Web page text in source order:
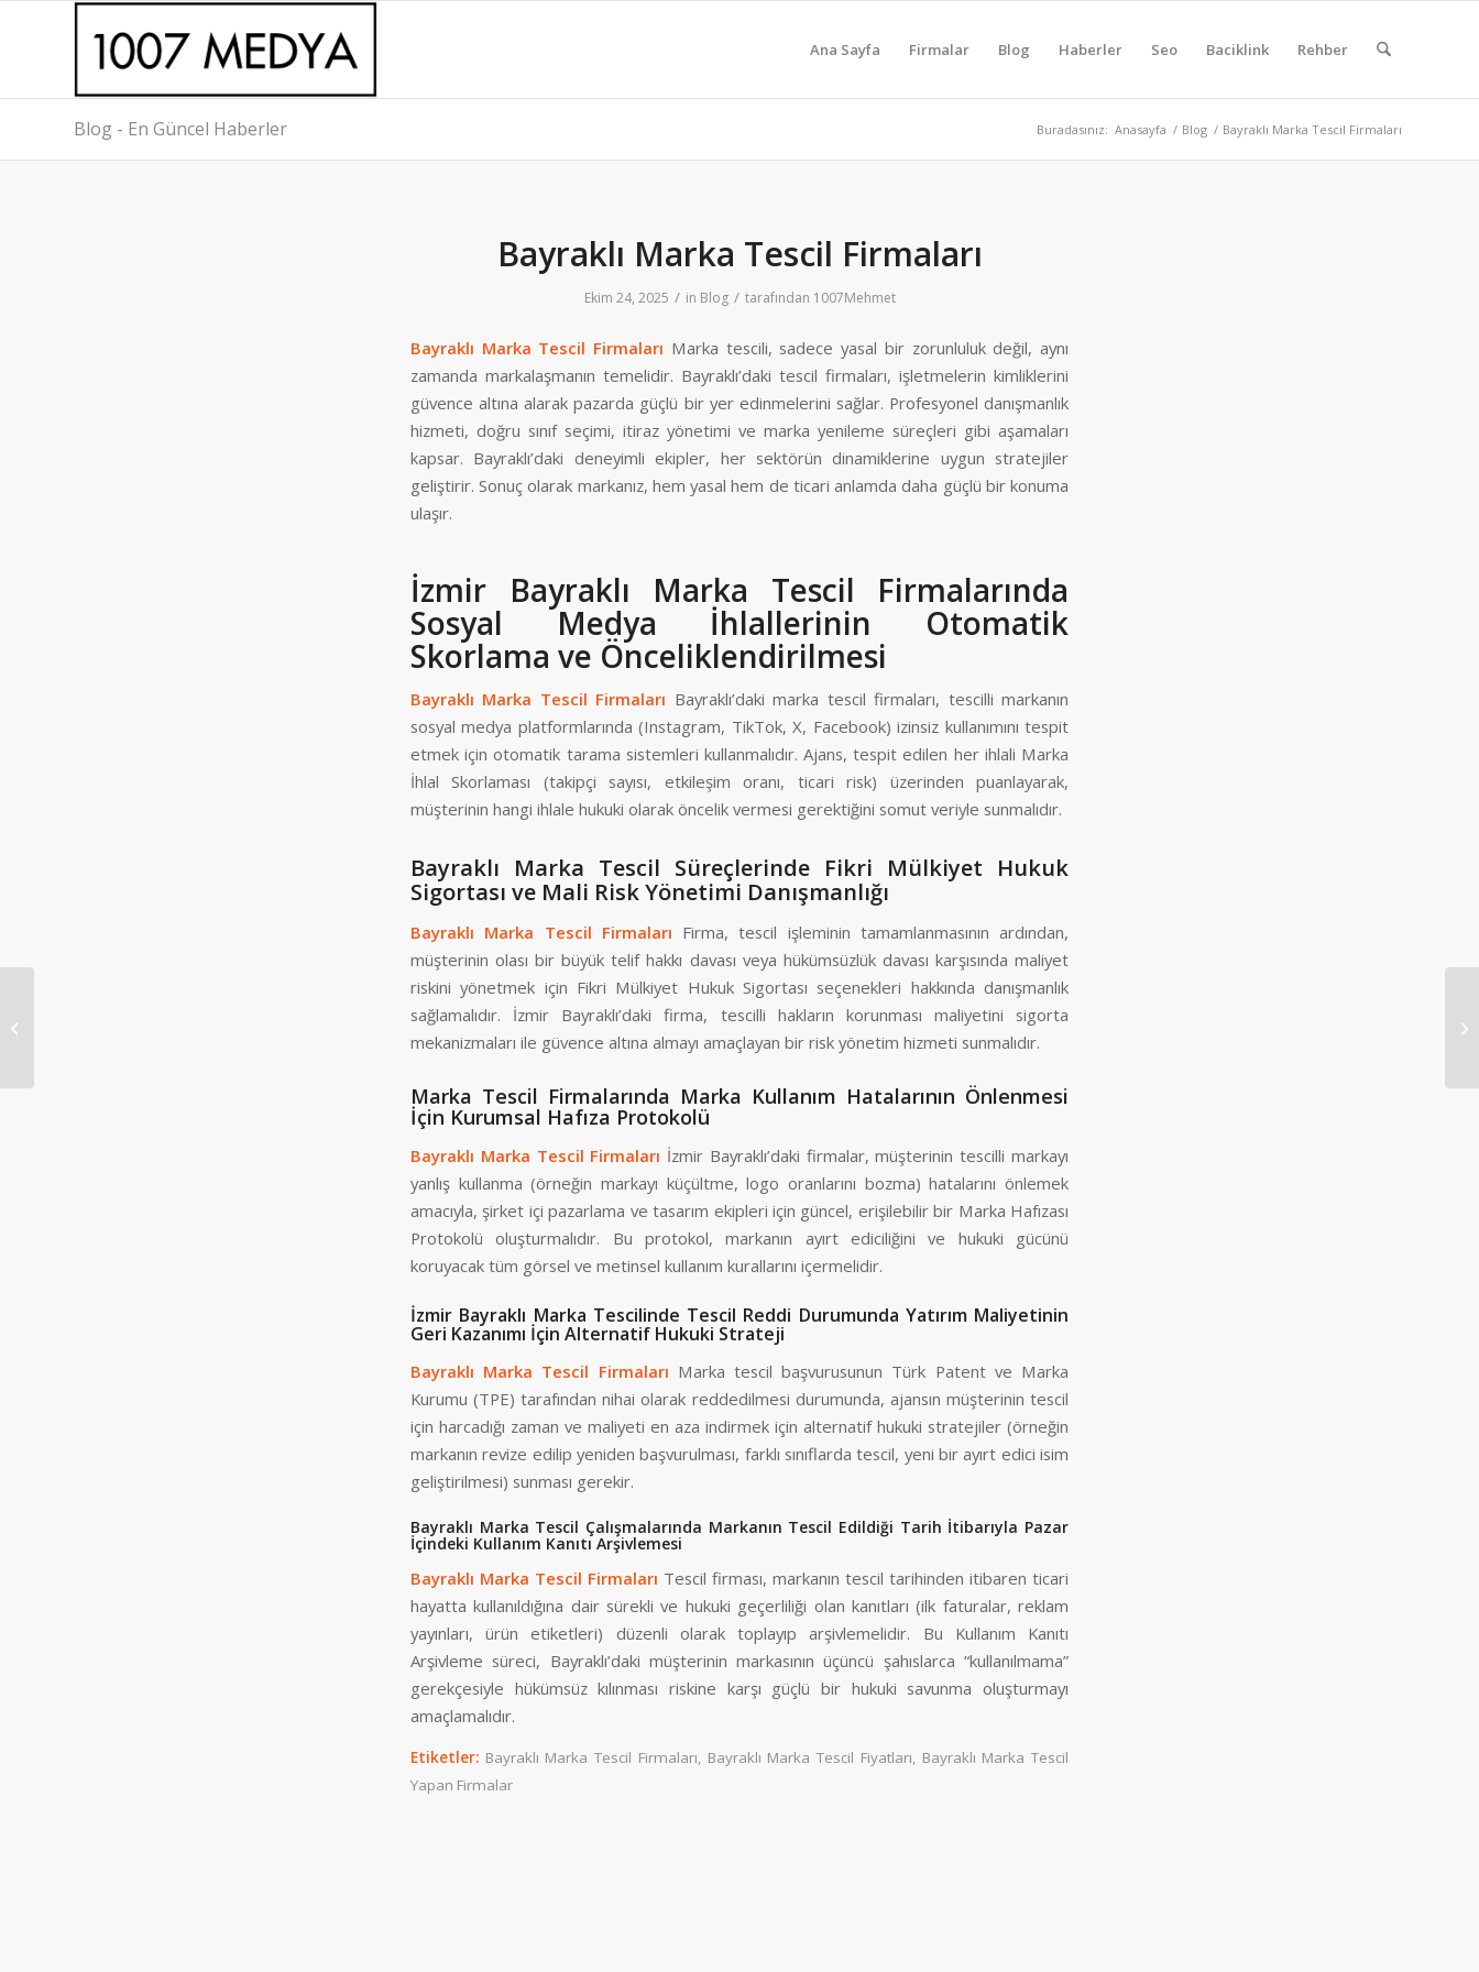
Ana Sayfa Firmalar Blog Haberler Seo Baciklink Rehber
Blog - En Güncel Haberler Buradasınız: Anasayfa / Blog / Bayraklı Marka Tescil Firmaları
Bayraklı Marka Tescil Firmaları
Ekim 24, 2025 / in Blog / tarafından 1007Mehmet
Bayraklı Marka Tescil Firmaları Marka tescili, sadece yasal bir zorunluluk değil, aynı
zamanda markalaşmanın temelidir. Bayraklı’daki tescil firmaları, işletmelerin kimliklerini
güvence altına alarak pazarda güçlü bir yer edinmelerini sağlar. Profesyonel danışmanlık
hizmeti, doğru sınıf seçimi, itiraz yönetimi ve marka yenileme süreçleri gibi aşamaları
kapsar. Bayraklı’daki deneyimli ekipler, her sektörün dinamiklerine uygun stratejiler
geliştirir. Sonuç olarak markanız, hem yasal hem de ticari anlamda daha güçlü bir konuma
ulaşır.
İzmir Bayraklı Marka Tescil Firmalarında
Sosyal Medya İhlallerinin Otomatik
Skorlama ve Önceliklendirilmesi
Bayraklı Marka Tescil Firmaları Bayraklı’daki marka tescil firmaları, tescilli markanın
sosyal medya platformlarında (Instagram, TikTok, X, Facebook) izinsiz kullanımını tespit
etmek için otomatik tarama sistemleri kullanmalıdır. Ajans, tespit edilen her ihlali Marka
İhlal Skorlaması (takipçi sayısı, etkileşim oranı, ticari risk) üzerinden puanlayarak,
müşterinin hangi ihlale hukuki olarak öncelik vermesi gerektiğini somut veriyle sunmalıdır.
Bayraklı Marka Tescil Süreçlerinde Fikri Mülkiyet Hukuk
Sigortası ve Mali Risk Yönetimi Danışmanlığı
Bayraklı Marka Tescil Firmaları Firma, tescil işleminin tamamlanmasının ardından,
müşterinin olası bir büyük telif hakkı davası veya hükümsüzlük davası karşısında maliyet
riskini yönetmek için Fikri Mülkiyet Hukuk Sigortası seçenekleri hakkında danışmanlık
sağlamalıdır. İzmir Bayraklı’daki firma, tescilli hakların korunması maliyetini sigorta
mekanizmaları ile güvence altına almayı amaçlayan bir risk yönetim hizmeti sunmalıdır.
Marka Tescil Firmalarında Marka Kullanım Hatalarının Önlenmesi
İçin Kurumsal Hafıza Protokolü
Bayraklı Marka Tescil Firmaları İzmir Bayraklı’daki firmalar, müşterinin tescilli markayı
yanlış kullanma (örneğin markayı küçültme, logo oranlarını bozma) hatalarını önlemek
amacıyla, şirket içi pazarlama ve tasarım ekipleri için güncel, erişilebilir bir Marka Hafızası
Protokolü oluşturmalıdır. Bu protokol, markanın ayırt ediciliğini ve hukuki gücünü
koruyacak tüm görsel ve metinsel kullanım kurallarını içermelidir.
İzmir Bayraklı Marka Tescilinde Tescil Reddi Durumunda Yatırım Maliyetinin
Geri Kazanımı İçin Alternatif Hukuki Strateji
Bayraklı Marka Tescil Firmaları Marka tescil başvurusunun Türk Patent ve Marka
Kurumu (TPE) tarafından nihai olarak reddedilmesi durumunda, ajansın müşterinin tescil
için harcadığı zaman ve maliyeti en aza indirmek için alternatif hukuki stratejiler (örneğin
markanın revize edilip yeniden başvurulması, farklı sınıflarda tescil, yeni bir ayırt edici isim
geliştirilmesi) sunması gerekir.
Bayraklı Marka Tescil Çalışmalarında Markanın Tescil Edildiği Tarih İtibarıyla Pazar
İçindeki Kullanım Kanıtı Arşivlemesi
Bayraklı Marka Tescil Firmaları Tescil firması, markanın tescil tarihinden itibaren ticari
hayatta kullanıldığına dair sürekli ve hukuki geçerliliği olan kanıtları (ilk faturalar, reklam
yayınları, ürün etiketleri) düzenli olarak toplayıp arşivlemelidir. Bu Kullanım Kanıtı
Arşivleme süreci, Bayraklı’daki müşterinin markasının üçüncü şahıslarca “kullanılmama”
gerekçesiyle hükümsüz kılınması riskine karşı güçlü bir hukuki savunma oluşturmayı
amaçlamalıdır.
Etiketler: Bayraklı Marka Tescil Firmaları, Bayraklı Marka Tescil Fiyatları, Bayraklı Marka Tescil
Yapan Firmalar